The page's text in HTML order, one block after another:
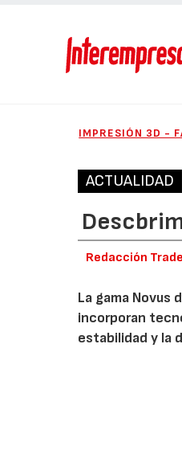
IMPRESIÓN 3D -
ACTUALIDAD
Redacción
La gama Novus
incorporan
estabilidad y la